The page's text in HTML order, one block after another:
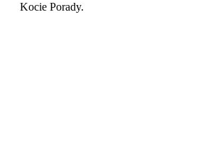
Kocie Porady.